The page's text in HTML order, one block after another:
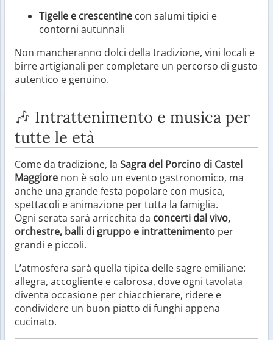
Tigelle e crescentine con salumi tipici e
contorni autunnali
Non mancheranno dolci della tradizione, vini locali e
birre artigianali per completare un percorso di gusto
autentico e genuino.
🎶 Intrattenimento e musica per
tutte le età
Come da tradizione, la Sagra del Porcino di Castel
Maggiore non è solo un evento gastronomico, ma
anche una grande festa popolare con musica,
spettacoli e animazione per tutta la famiglia.
Ogni serata sarà arricchita da concerti dal vivo,
orchestre, balli di gruppo e intrattenimento per
grandi e piccoli.
L’atmosfera sarà quella tipica delle sagre emiliane:
allegra, accogliente e calorosa, dove ogni tavolata
diventa occasione per chiacchierare, ridere e
condividere un buon piatto di funghi appena
cucinato.